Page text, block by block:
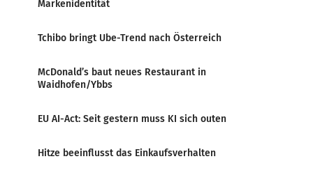
Markenidentität
Tchibo bringt Ube-Trend nach Österreich
McDonald’s baut neues Restaurant in
Waidhofen/Ybbs
EU AI-Act: Seit gestern muss KI sich outen
Hitze beeinflusst das Einkaufsverhalten